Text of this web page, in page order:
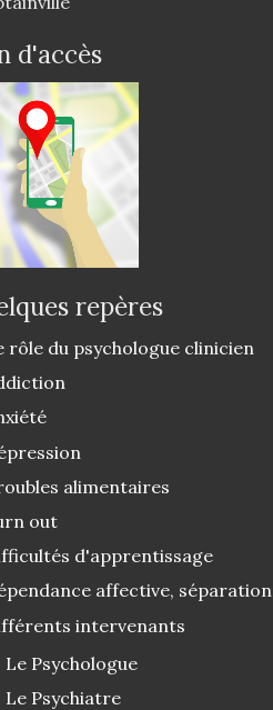
d'accès
repères
rôle du psychologue clinicien
alimentaires
out
d'apprentissage
affective, séparation
intervenants
Le Psychologue
Le Psychiatre